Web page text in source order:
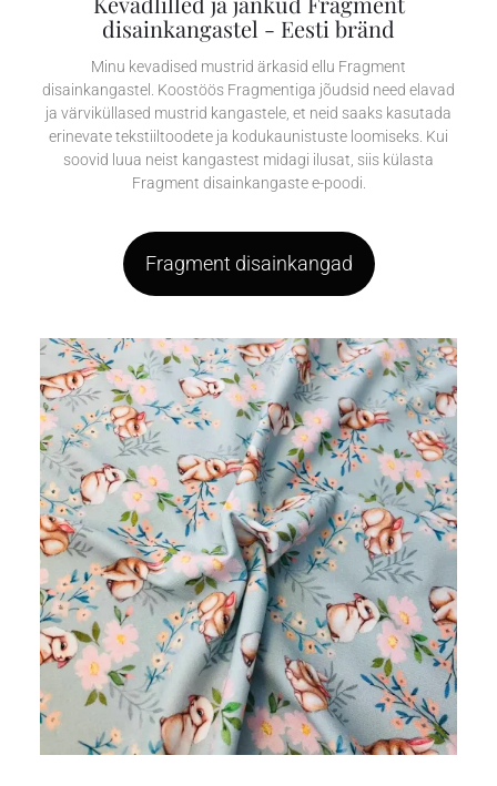
disainkangastel - Eesti bränd
Minu kevadised mustrid ärkasid ellu Fragment
disainkangastel. Koostöös Fragmentiga jõudsid need elavad
ja värviküllased mustrid kangastele, et neid saaks kasutada
erinevate tekstiiltoodete ja kodukaunistuste loomiseks. Kui
soovid luua neist kangastest midagi ilusat, siis külasta
Fragment disainkangaste e-poodi.
Fragment disainkangad